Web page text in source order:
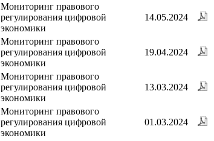
Мониторинг правового
регулирования цифровой
экономики
14.05.2024
Мониторинг правового
регулирования цифровой
экономики
19.04.2024
Мониторинг правового
регулирования цифровой
экономики
13.03.2024
Мониторинг правового
регулирования цифровой
экономики
01.03.2024